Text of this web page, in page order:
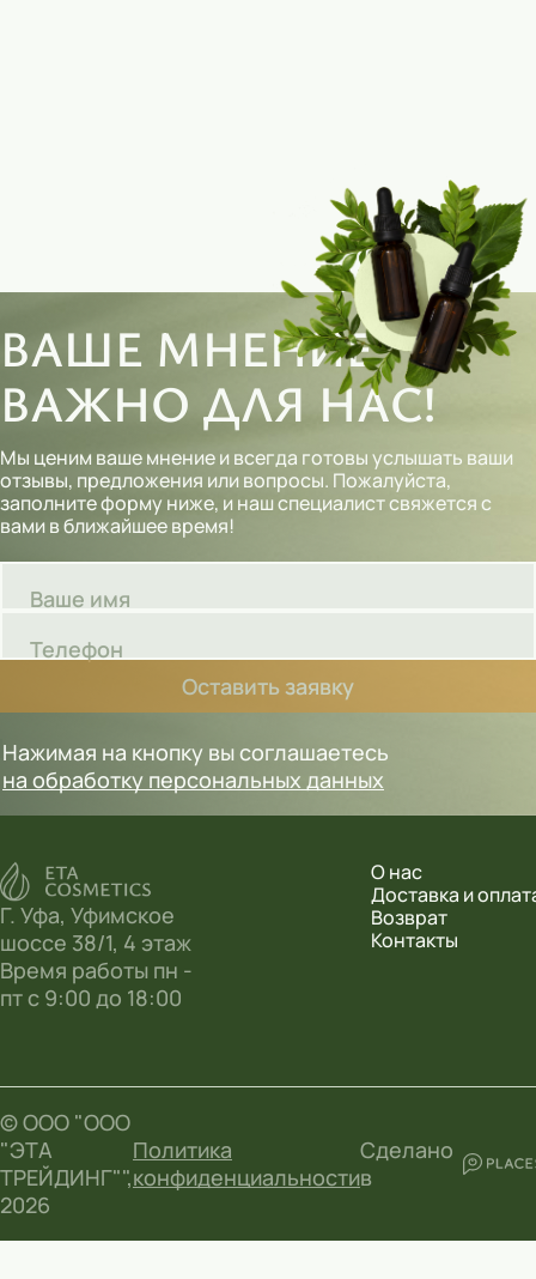
ВАШЕ МНЕНИЕ
ВАЖНО ДЛЯ НАС!
Мы ценим ваше мнение и всегда готовы услышать ваши
отзывы, предложения или вопросы. Пожалуйста,
заполните форму ниже, и наш специалист свяжется с
вами в ближайшее время!
Ваше имя
Телефон
Оставить заявку
Нажимая на кнопку вы соглашаетесь
на обработку персональных данных
Г. Уфа, Уфимское
шоссе 38/1, 4 этаж
Время работы пн -
пт с 9:00 до 18:00
О нас
Доставка и
Возврат
Контакты
© ООО "ООО
"ЭТА
ТРЕЙДИНГ"",
2026
Политика
конфиденциальности
Сделано
в